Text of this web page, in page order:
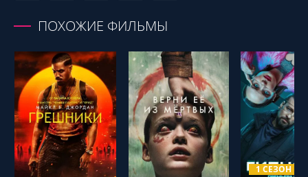
ПОХОЖИЕ ФИЛЬМЫ
СМОТРЕТЬ ОНЛАЙН СМОТРЕТЬ ОНЛАЙН
1 СЕЗОН
СМОТРЕТЬ